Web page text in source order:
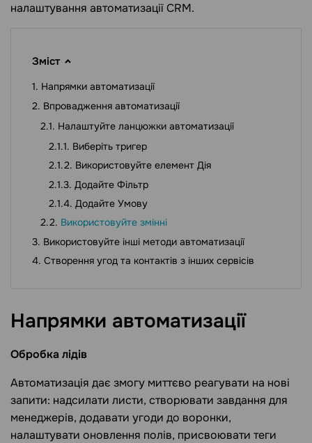
налаштування автоматизації CRM.
Зміст
Напрямки автоматизації
Впровадження автоматизації
Налаштуйте ланцюжки автоматизації
Виберіть тригер
Використовуйте елемент Дія
Додайте Фільтр
Додайте Умову
Використовуйте змінні
Використовуйте інші методи автоматизації
Створення угод та контактів з інших сервісів
Напрямки автоматизації
Обробка лідів
Автоматизація дає змогу миттєво реагувати на нові
запити: надсилати листи, створювати завдання для
менеджерів, додавати угоди до воронки,
налаштувати оновлення полів, присвоювати теги